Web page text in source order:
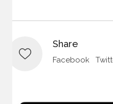
Share
Facebook